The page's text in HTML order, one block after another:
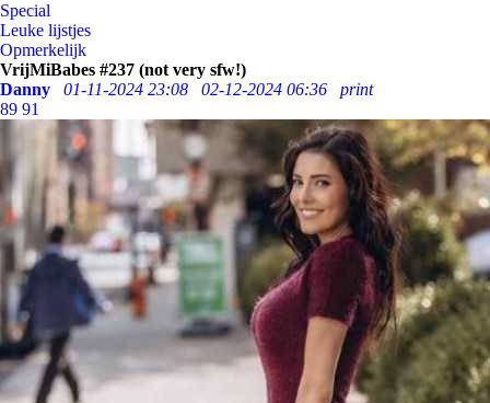
Special
Leuke lijstjes
Opmerkelijk
VrijMiBabes #237 (not very sfw!)
Danny
01-11-2024 23:08 02-12-2024 06:36
print
89 91